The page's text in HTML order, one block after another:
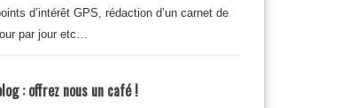
d’intérêt GPS, rédaction d’un carnet de
par jour etc…
: offrez nous un café !